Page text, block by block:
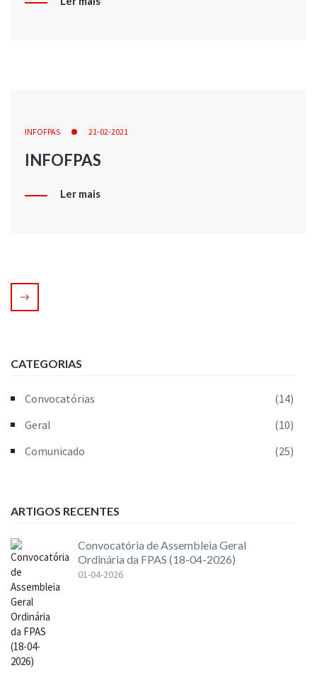
INFOFPAS 21-02-2021
INFOFPAS
Ler mais
CATEGORIAS
Convocatórias
(14)
Geral
(10)
Comunicado
(25)
ARTIGOS RECENTES
Convocatória de Assembleia Geral
Ordinária da FPAS (18-04-2026)
01-04-2026